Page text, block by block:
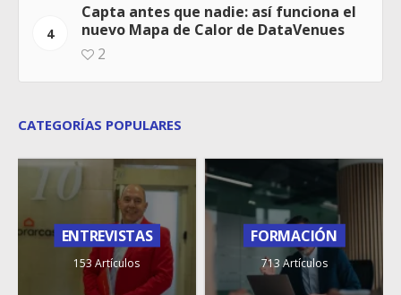
4
Capta antes que nadie: así funciona el
nuevo Mapa de Calor de DataVenues
2
CATEGORÍAS POPULARES
ENTREVISTAS
153 Artículos
FORMACIÓN
713 Artículos